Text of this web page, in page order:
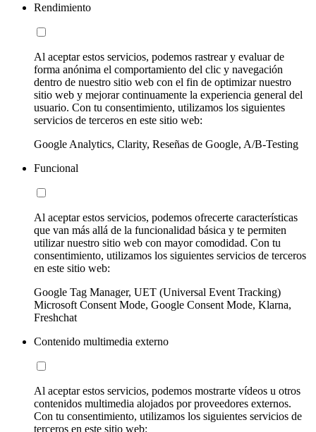
Rendimiento
Al aceptar estos servicios, podemos rastrear y evaluar de
forma anónima el comportamiento del clic y navegación
dentro de nuestro sitio web con el fin de optimizar nuestro
sitio web y mejorar continuamente la experiencia general del
usuario. Con tu consentimiento, utilizamos los siguientes
servicios de terceros en este sitio web:
Google Analytics, Clarity, Reseñas de Google, A/B-Testing
Funcional
Al aceptar estos servicios, podemos ofrecerte características
que van más allá de la funcionalidad básica y te permiten
utilizar nuestro sitio web con mayor comodidad. Con tu
consentimiento, utilizamos los siguientes servicios de terceros
en este sitio web:
Google Tag Manager, UET (Universal Event Tracking)
Microsoft Consent Mode, Google Consent Mode, Klarna,
Freshchat
Contenido multimedia externo
Al aceptar estos servicios, podemos mostrarte vídeos u otros
contenidos multimedia alojados por proveedores externos.
Con tu consentimiento, utilizamos los siguientes servicios de
terceros en este sitio web: